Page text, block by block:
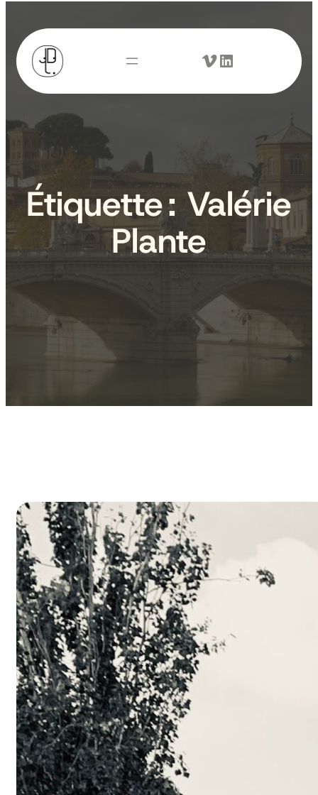
Aller
au
contenu
Vimeo LinkedIn
Étiquette :Valérie
Plante